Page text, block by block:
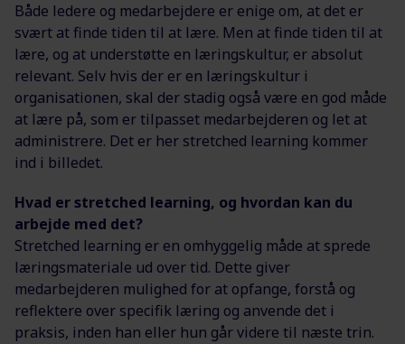
Både ledere og medarbejdere er enige om, at det er
svært at finde tiden til at lære. Men at finde tiden til at
lære, og at understøtte en læringskultur, er absolut
relevant. Selv hvis der er en læringskultur i
organisationen, skal der stadig også være en god måde
at lære på, som er tilpasset medarbejderen og let at
administrere. Det er her stretched learning kommer
ind i billedet.
Hvad er stretched learning, og hvordan kan du
arbejde med det?
Stretched learning er en omhyggelig måde at sprede
læringsmateriale ud over tid. Dette giver
medarbejderen mulighed for at opfange, forstå og
reflektere over specifik læring og anvende det i
praksis, inden han eller hun går videre til næste trin.